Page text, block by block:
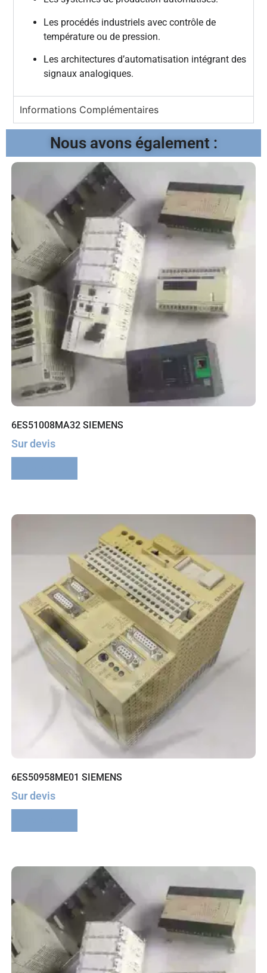
Les procédés industriels avec contrôle de
température ou de pression.
Les architectures d’automatisation intégrant des
signaux analogiques.
Informations Complémentaires
Nous avons également :
6ES51008MA32 SIEMENS
Sur devis
6ES50958ME01 SIEMENS
Sur devis